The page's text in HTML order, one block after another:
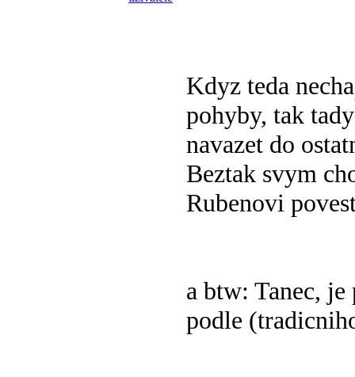
Kdyz teda
pohyby, tak
navazet do
Beztak svym
Rubenovi
a btw: Tanec,
podle